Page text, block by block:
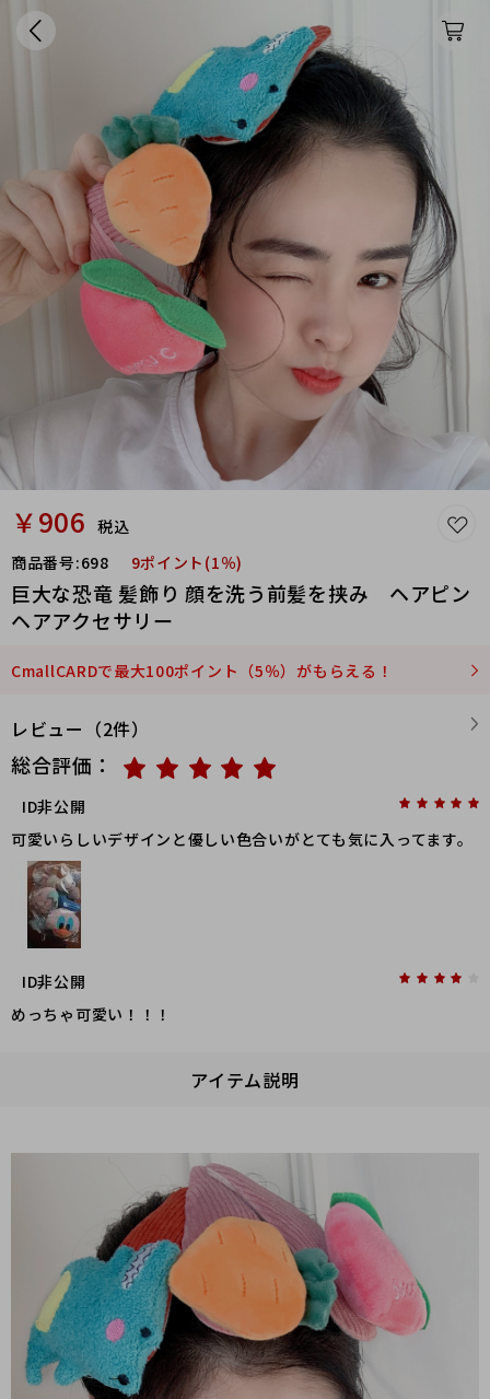
￥906 税込
商品番号:698 9ポイント(1％)
巨大な恐竜 髪飾り 顔を洗う前髪を挟み ヘアピン
ヘアアクセサリー
CmallCARDで最大100ポイント（5％）がもらえる！
レビュー（2件）
総合評価：
ID非公開
可愛いらしいデザインと優しい色合いがとても気に入ってます。
ID非公開
めっちゃ可愛い！！！
アイテム説明